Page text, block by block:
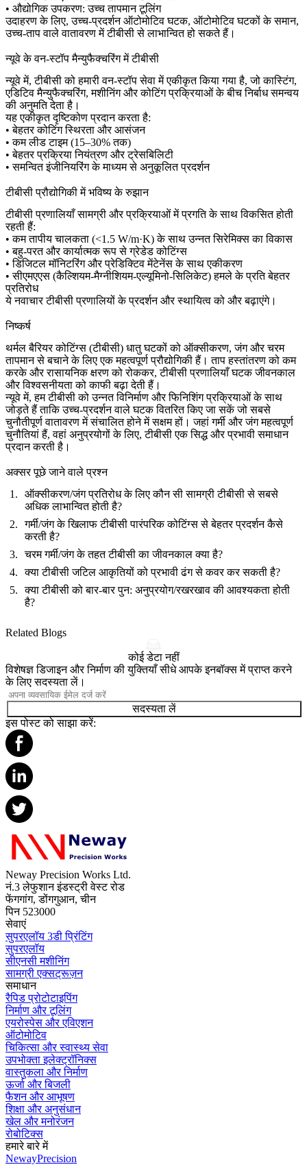
• औद्योगिक उपकरण: उच्च तापमान टूलिंग
उदाहरण के लिए, उच्च-प्रदर्शन ऑटोमोटिव घटक, ऑटोमोटिव घटकोंके समान,
उच्च-ताप वाले वातावरण में टीबीसी से लाभान्वित हो सकते हैं।
न्यूवे के वन-स्टॉप मैन्युफैक्चरिंग में टीबीसी
न्यूवे में, टीबीसी को हमारीवन-स्टॉप सेवामें एकीकृत किया गया है, जो कास्टिंग,
एडिटिव मैन्युफैक्चरिंग, मशीनिंग और कोटिंग प्रक्रियाओं के बीच निर्बाध समन्वय
की अनुमति देता है।
यह एकीकृत दृष्टिकोण प्रदान करता है:
• बेहतर कोटिंग स्थिरता और आसंजन
• कम लीड टाइम (15–30% तक)
• बेहतर प्रक्रिया नियंत्रण और ट्रेसबिलिटी
• समन्वित इंजीनियरिंग के माध्यम से अनुकूलित प्रदर्शन
टीबीसी प्रौद्योगिकी में भविष्य के रुझान
टीबीसी प्रणालियाँ सामग्री और प्रक्रियाओं में प्रगति के साथ विकसित होती
रहती हैं:
• कम तापीय चालकता (<1.5 W/m·K) के साथ उन्नत सिरेमिक्स का विकास
• बहु-परत और कार्यात्मक रूप से ग्रेडेड कोटिंग्स
• डिजिटल मॉनिटरिंग और प्रेडिक्टिव मेंटेनेंस के साथ एकीकरण
• सीएमएएस (कैल्शियम-मैग्नीशियम-एल्यूमिनो-सिलिकेट) हमले के प्रति बेहतर
प्रतिरोध
ये नवाचार टीबीसी प्रणालियों के प्रदर्शन और स्थायित्व को और बढ़ाएंगे।
निष्कर्ष
थर्मल बैरियर कोटिंग्स (टीबीसी) धातु घटकों को ऑक्सीकरण, जंग और चरम
तापमान से बचाने के लिए एक महत्वपूर्ण प्रौद्योगिकी हैं। ताप हस्तांतरण को कम
करके और रासायनिक क्षरण को रोककर, टीबीसी प्रणालियाँ घटक जीवनकाल
और विश्वसनीयता को काफी बढ़ा देती हैं।
न्यूवे में, हम टीबीसी को उन्नत विनिर्माण और फिनिशिंग प्रक्रियाओं के साथ
जोड़ते हैं ताकि उच्च-प्रदर्शन वाले घटक वितरित किए जा सकें जो सबसे
चुनौतीपूर्ण वातावरण में संचालित होने में सक्षम हों। जहां गर्मी और जंग महत्वपूर्ण
चुनौतियां हैं, वहां अनुप्रयोगों के लिए, टीबीसी एक सिद्ध और प्रभावी समाधान
प्रदान करती है।
अक्सर पूछे जाने वाले प्रश्न
ऑक्सीकरण/जंग प्रतिरोध के लिए कौन सी सामग्री टीबीसी से सबसे
अधिक लाभान्वित होती है?
गर्मी/जंग के खिलाफ टीबीसी पारंपरिक कोटिंग्स से बेहतर प्रदर्शन कैसे
करती है?
चरम गर्मी/जंग के तहत टीबीसी का जीवनकाल क्या है?
क्या टीबीसी जटिल आकृतियों को प्रभावी ढंग से कवर कर सकती है?
क्या टीबीसी को बार-बार पुन: अनुप्रयोग/रखरखाव की आवश्यकता होती
है?
Related Blogs
कोई डेटा नहीं
विशेषज्ञ डिजाइन और निर्माण की युक्तियाँ सीधे आपके इनबॉक्स में प्राप्त करने
के लिए सदस्यता लें।
सदस्यता लें
इस पोस्ट को साझा करें:
Neway Precision Works Ltd.
नं.3 लेफुशान इंडस्ट्री वेस्ट रोड
फेंगगांग, डोंगगुआन, चीन
पिन 523000
सेवाएं
सुपरएलॉय 3डी प्रिंटिंग
सुपरएलॉय
सीएनसी मशीनिंग
सामग्री एक्सट्रूज़न
समाधान
रैपिड प्रोटोटाइपिंग
निर्माण और टूलिंग
एयरोस्पेस और एविएशन
ऑटोमोटिव
चिकित्सा और स्वास्थ्य सेवा
उपभोक्ता इलेक्ट्रॉनिक्स
वास्तुकला और निर्माण
ऊर्जा और बिजली
फैशन और आभूषण
शिक्षा और अनुसंधान
खेल और मनोरंजन
रोबोटिक्स
हमारे बारे में
NewayPrecision